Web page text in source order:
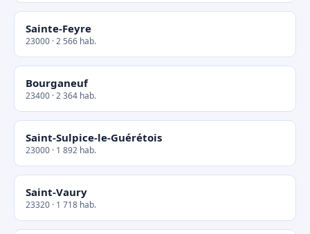
Sainte-Feyre
23000 · 2 566 hab.
Bourganeuf
23400 · 2 364 hab.
Saint-Sulpice-le-Guérétois
23000 · 1 892 hab.
Saint-Vaury
23320 · 1 718 hab.